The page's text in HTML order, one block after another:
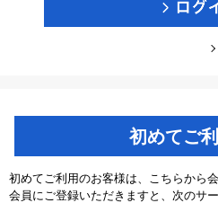
初めてご
初めてご利用のお客様は、こちらから
会員にご登録いただきますと、次のサ